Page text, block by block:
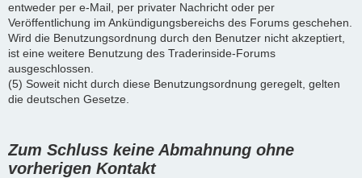
entweder per e-Mail, per privater Nachricht oder per
Veröffentlichung im Ankündigungsbereichs des Forums geschehen.
Wird die Benutzungsordnung durch den Benutzer nicht akzeptiert,
ist eine weitere Benutzung des Traderinside-Forums
ausgeschlossen.
(5) Soweit nicht durch diese Benutzungsordnung geregelt, gelten
die deutschen Gesetze.
Zum Schluss keine Abmahnung ohne
vorherigen Kontakt